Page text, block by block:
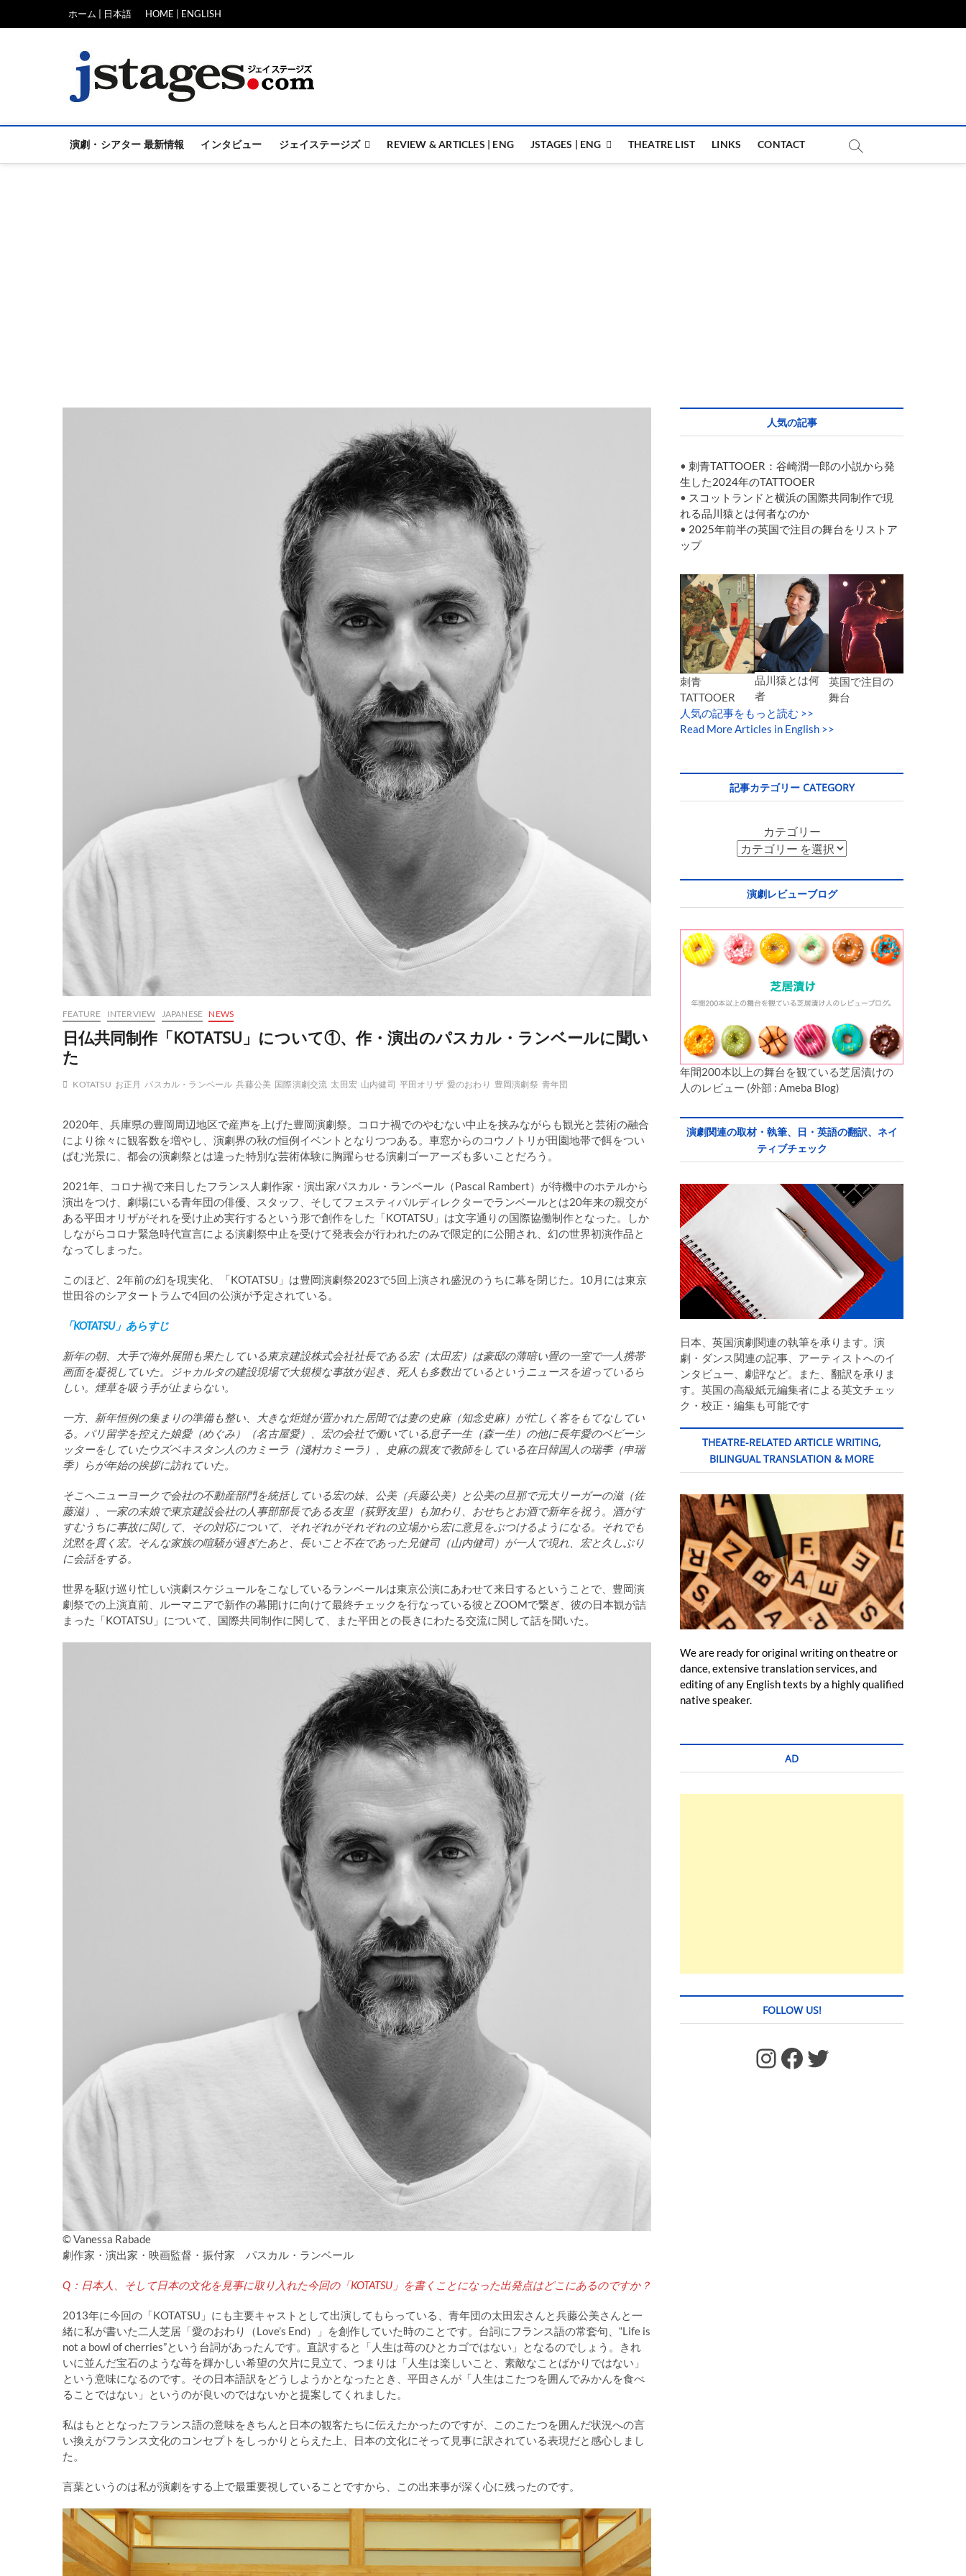
ホーム | 日本語 HOME | ENGLISH
演劇・シアター 最新情報 インタビュー ジェイステージズ REVIEW & ARTICLES | ENG JSTAGES | ENG THEATRE LIST LINKS CONTACT
FEATURE INTERVIEW JAPANESE NEWS
日仏共同制作「KOTATSU」について①、作・演出のパスカル・ランベールに聞い
た
KOTATSU お正月 パスカル・ランベール 兵藤公美 国際演劇交流 太田宏 山内健司 平田オリザ 愛のおわり 豊岡演劇祭 青年団
2020年、兵庫県の豊岡周辺地区で産声を上げた豊岡演劇祭。コロナ禍でのやむない中止を挟みながらも観光と芸術の融合
により徐々に観客数を増やし、演劇界の秋の恒例イベントとなりつつある。車窓からのコウノトリが田園地帯で餌をつい
ばむ光景に、都会の演劇祭とは違った特別な芸術体験に胸躍らせる演劇ゴーアーズも多いことだろう。
2021年、コロナ禍で来日したフランス人劇作家・演出家パスカル・ランベール（Pascal Rambert）が待機中のホテルから
演出をつけ、劇場にいる青年団の俳優、スタッフ、そしてフェスティバルディレクターでランベールとは20年来の親交が
ある平田オリザがそれを受け止め実行するという形で創作をした「KOTATSU」は文字通りの国際協働制作となった。しか
しながらコロナ緊急時代宣言による演劇祭中止を受けて発表会が行われたのみで限定的に公開され、幻の世界初演作品と
なってしまった。
このほど、2年前の幻を現実化、「KOTATSU」は豊岡演劇祭2023で5回上演され盛況のうちに幕を閉じた。10月には東京
世田谷のシアタートラムで4回の公演が予定されている。
「KOTATSU」あらすじ
新年の朝、大手で海外展開も果たしている東京建設株式会社社長である宏（太田宏）は豪邸の薄暗い畳の一室で一人携帯
画面を凝視していた。ジャカルタの建設現場で大規模な事故が起き、死人も多数出ているというニュースを追っているら
しい。煙草を吸う手が止まらない。
一方、新年恒例の集まりの準備も整い、大きな炬燵が置かれた居間では妻の史麻（知念史麻）が忙しく客をもてなしてい
る。パリ留学を控えた娘愛（めぐみ）（名古屋愛）、宏の会社で働いている息子一生（森一生）の他に長年愛のベビーシ
ッターをしていたウズベキスタン人のカミーラ（淺村カミーラ）、史麻の親友で教師をしている在日韓国人の瑞季（申瑞
季）らが年始の挨拶に訪れていた。
そこへニューヨークで会社の不動産部門を統括している宏の妹、公美（兵藤公美）と公美の旦那で元大リーガーの滋（佐
藤滋）、一家の末娘で東京建設会社の人事部部長である友里（荻野友里）も加わり、おせちとお酒で新年を祝う。酒がす
すむうちに事故に関して、その対応について、それぞれがそれぞれの立場から宏に意見をぶつけるようになる。それでも
沈黙を貫く宏。そんな家族の喧騒が過ぎたあと、長いこと不在であった兄健司（山内健司）が一人で現れ、宏と久しぶり
に会話をする。
世界を駆け巡り忙しい演劇スケジュールをこなしているランベールは東京公演にあわせて来日するということで、豊岡演
劇祭での上演直前、ルーマニアで新作の幕開けに向けて最終チェックを行なっている彼とZOOMで繋ぎ、彼の日本観が詰
まった「KOTATSU」について、国際共同制作に関して、また平田との長きにわたる交流に関して話を聞いた。
© Vanessa Rabade
劇作家・演出家・映画監督・振付家 パスカル・ランベール
Q：日本人、そして日本の文化を見事に取り入れた今回の「KOTATSU」を書くことになった出発点はどこにあるのですか？
2013年に今回の「KOTATSU」にも主要キャストとして出演してもらっている、青年団の太田宏さんと兵藤公美さんと一
緒に私が書いた二人芝居「愛のおわり（Love’s End）」を創作していた時のことです。台詞にフランス語の常套句、“Life is
not a bowl of cherries”という台詞があったんです。直訳すると「人生は苺のひとカゴではない」となるのでしょう。きれ
いに並んだ宝石のような苺を輝かしい希望の欠片に見立て、つまりは「人生は楽しいこと、素敵なことばかりではない」
という意味になるのです。その日本語訳をどうしようかとなったとき、平田さんが「人生はこたつを囲んでみかんを食べ
ることではない」というのが良いのではないかと提案してくれました。
私はもととなったフランス語の意味をきちんと日本の観客たちに伝えたかったのですが、このこたつを囲んだ状況への言
い換えがフランス文化のコンセプトをしっかりとらえた上、日本の文化にそって見事に訳されている表現だと感心しまし
た。
言葉というのは私が演劇をする上で最重要視していることですから、この出来事が深く心に残ったのです。
人気の記事
• 刺青TATTOOER：谷崎潤一郎の小説から発
生した2024年のTATTOOER
• スコットランドと横浜の国際共同制作で現
れる品川猿とは何者なのか
• 2025年前半の英国で注目の舞台をリストア
ップ
刺青
TATTOOER
品川猿とは何
者
英国で注目の
舞台
人気の記事をもっと読む >>
Read More Articles in English >>
記事カテゴリー CATEGORY
カテゴリー
演劇レビューブログ
年間200本以上の舞台を観ている芝居漬けの
人のレビュー (外部 : Ameba Blog)
演劇関連の取材・執筆、日・英語の翻訳、ネイ
ティブチェック
日本、英国演劇関連の執筆を承ります。演
劇・ダンス関連の記事、アーティストへのイ
ンタビュー、劇評など。また、翻訳を承りま
す。英国の高級紙元編集者による英文チェッ
ク・校正・編集も可能です
THEATRE-RELATED ARTICLE WRITING,
BILINGUAL TRANSLATION & MORE
We are ready for original writing on theatre or
dance, extensive translation services, and
editing of any English texts by a highly qualified
native speaker.
AD
FOLLOW US!
https://www.facebook.com/jstages/ Facebook Twitter